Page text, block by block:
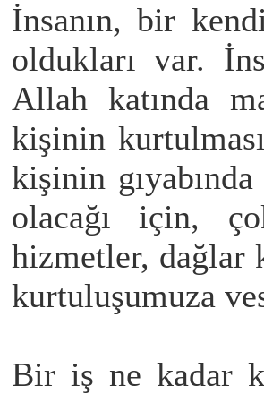
İnsanın, bir
oldukları var.
Allah katında
kişinin
kişinin
olacağı için,
hizmetler, dağlar
kurtuluşumuza
Bir iş ne kadar